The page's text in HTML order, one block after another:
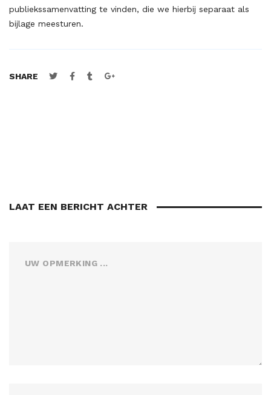
publiekssamenvatting te vinden, die we hierbij separaat als
bijlage meesturen.
SHARE
LAAT EEN BERICHT ACHTER